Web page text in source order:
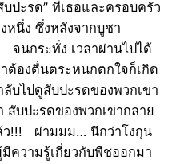
ปะรด” ที่เธอและครอบครัว
หนึ่ง ซึ่งหลังจากบูชา
นกระทั่ง เวลาผ่านไปได้
ต้องตื่นตระหนกตกใจก็เกิด
บไปดูสับปะรดของพวกเขา
สับปะรดของพวกเขากลาย
ล้ว!!! ผ่ามมม… นึกว่าโงกุน
ความรู้เกี่ยวกับพืชออกมา